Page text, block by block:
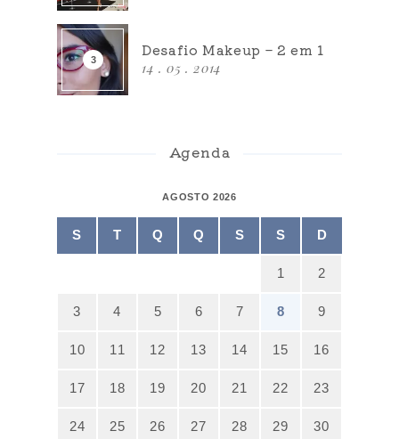
Desafio Makeup – 2 em 1
14 . 05 . 2014
Agenda
AGOSTO 2026
S T Q Q S S D
1 2
3 4 5 6 7 8 9
10 11 12 13 14 15 16
17 18 19 20 21 22 23
24 25 26 27 28 29 30